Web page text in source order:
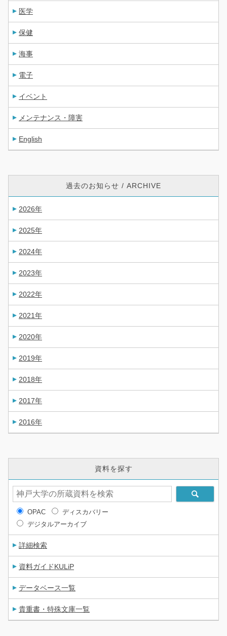
医学
保健
海事
電子
イベント
メンテナンス・障害
English
過去のお知らせ / ARCHIVE
2026年
2025年
2024年
2023年
2022年
2021年
2020年
2019年
2018年
2017年
2016年
資料を探す
OPAC
ディスカバリー
デジタルアーカイブ
詳細検索
資料ガイドKULiP
データベース一覧
貴重書・特殊文庫一覧